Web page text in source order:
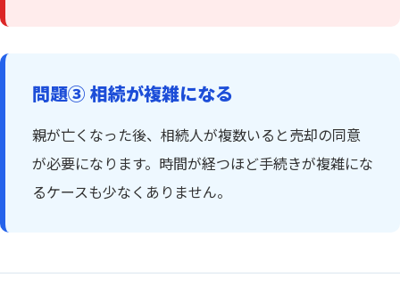
問題③ 相続が複雑になる
親が亡くなった後、相続人が複数いると売却の同意
が必要になります。時間が経つほど手続きが複雑にな
るケースも少なくありません。